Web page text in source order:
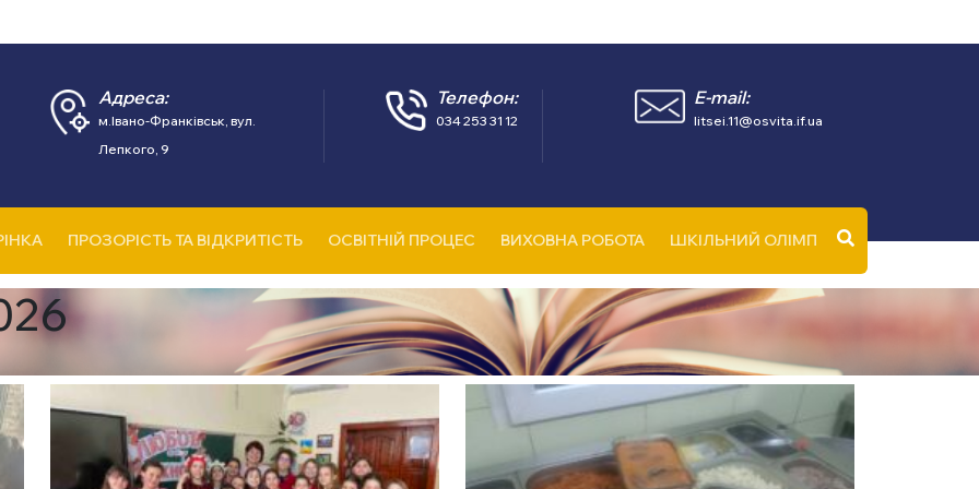
Адреса:
м.Івано-Франківськ, вул.
Лепкого, 9
Телефон:
034 253 31 12
E-mail:
litsei.11@osvita.if.ua
ПРОЗОРІСТЬ ТА ВІДКРИТІСТЬ ОСВІТНІЙ ПРОЦЕС ВИХОВНА РОБОТА ШКІЛЬНИЙ ОЛІМП